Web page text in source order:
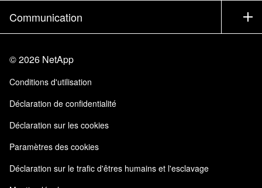
Produits A-Z
Communauté
Apprendre
Emplois
Trust Center
Responsabilité & durabilité
Certifications de la qualité
NetApp Instaclustr
Newsroom
Événements
Blog
Expérience client
Témoignages clients
Communication
Commentaires sur le site
Accessibilité
Mes abonnements
©2026 NetApp
Conditions d'utilisation
Déclaration de confidentialité
Déclaration sur les cookies
Paramètres des cookies
Déclaration sur le trafic d'êtres humains et l'esclavage